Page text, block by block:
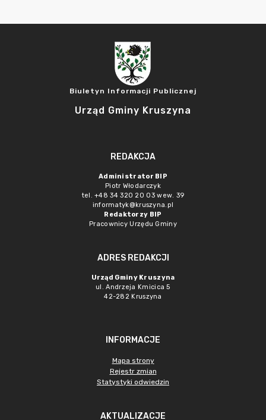
Biuletyn Informacji Publicznej
Urząd Gminy Kruszyna
REDAKCJA
Administrator BIP
Piotr Włodarczyk
tel. +48 34 320 20 03 wew. 39
informatyk@kruszyna.pl
Redaktorzy BIP
Pracownicy Urzędu Gminy
ADRES REDAKCJI
Urząd Gminy Kruszyna
ul. Andrzeja Kmicica 5
42-282 Kruszyna
INFORMACJE
Mapa strony
Rejestr zmian
Statystyki odwiedzin
AKTUALIZACJE